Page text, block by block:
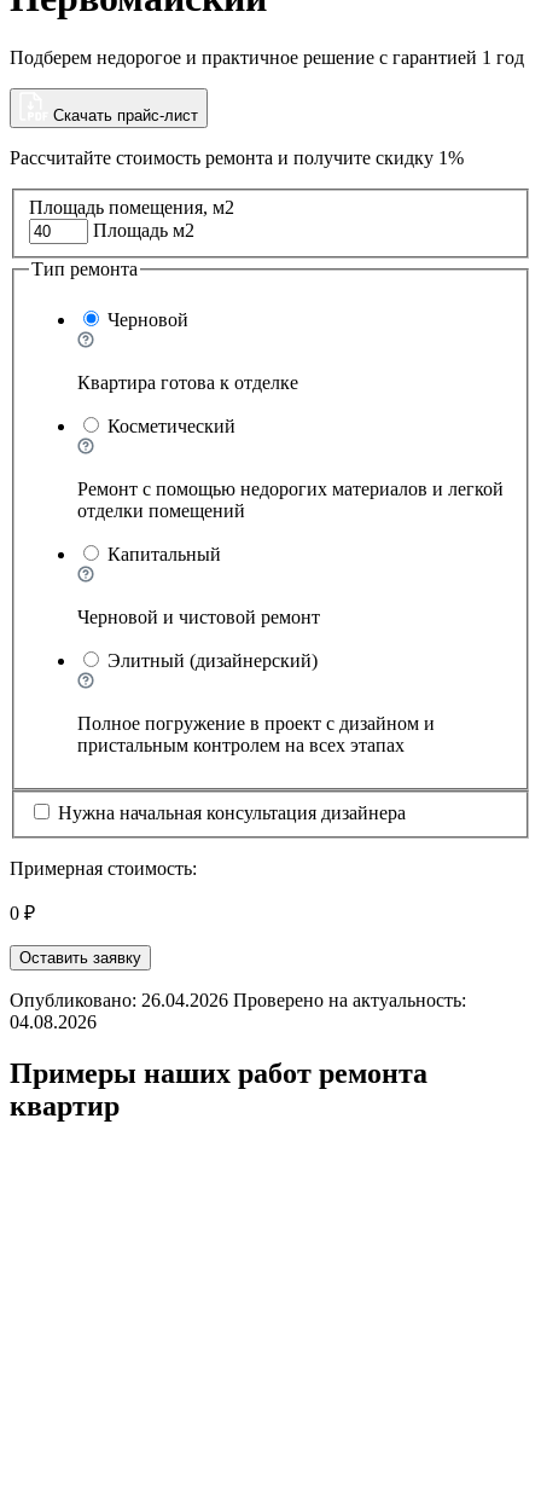
Подберем недорогое и практичное решение с гарантией 1 год
Скачать прайс-лист
Рассчитайте стоимость ремонта и получите скидку 1%
Площадь помещения, м2
Площадь м2
Тип ремонта
Черновой
Квартира готова к отделке
Косметический
Ремонт с помощью недорогих материалов и легкой
отделки помещений
Капитальный
Черновой и чистовой ремонт
Элитный (дизайнерский)
Полное погружение в проект с дизайном и
пристальным контролем на всех этапах
Нужна начальная консультация дизайнера
Примерная стоимость:
0 ₽
Оставить заявку
Опубликовано: 26.04.2026 Проверено на актуальность:
04.08.2026
Примеры наших работ ремонта
квартир